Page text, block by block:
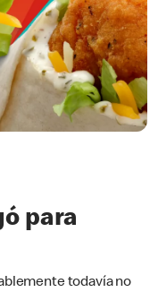
para
todavía no